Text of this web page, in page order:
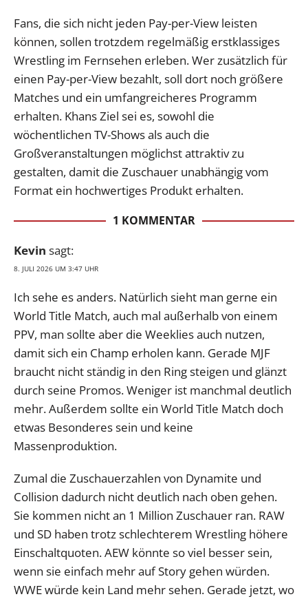
Fans, die sich nicht jeden Pay-per-View leisten
können, sollen trotzdem regelmäßig erstklassiges
Wrestling im Fernsehen erleben. Wer zusätzlich für
einen Pay-per-View bezahlt, soll dort noch größere
Matches und ein umfangreicheres Programm
erhalten. Khans Ziel sei es, sowohl die
wöchentlichen TV-Shows als auch die
Großveranstaltungen möglichst attraktiv zu
gestalten, damit die Zuschauer unabhängig vom
Format ein hochwertiges Produkt erhalten.
1 KOMMENTAR
Kevin sagt:
8. JULI 2026 UM 3:47 UHR
Ich sehe es anders. Natürlich sieht man gerne ein
World Title Match, auch mal außerhalb von einem
PPV, man sollte aber die Weeklies auch nutzen,
damit sich ein Champ erholen kann. Gerade MJF
braucht nicht ständig in den Ring steigen und glänzt
durch seine Promos. Weniger ist manchmal deutlich
mehr. Außerdem sollte ein World Title Match doch
etwas Besonderes sein und keine
Massenproduktion.
Zumal die Zuschauerzahlen von Dynamite und
Collision dadurch nicht deutlich nach oben gehen.
Sie kommen nicht an 1 Million Zuschauer ran. RAW
und SD haben trotz schlechterem Wrestling höhere
Einschaltquoten. AEW könnte so viel besser sein,
wenn sie einfach mehr auf Story gehen würden.
WWE würde kein Land mehr sehen. Gerade jetzt, wo